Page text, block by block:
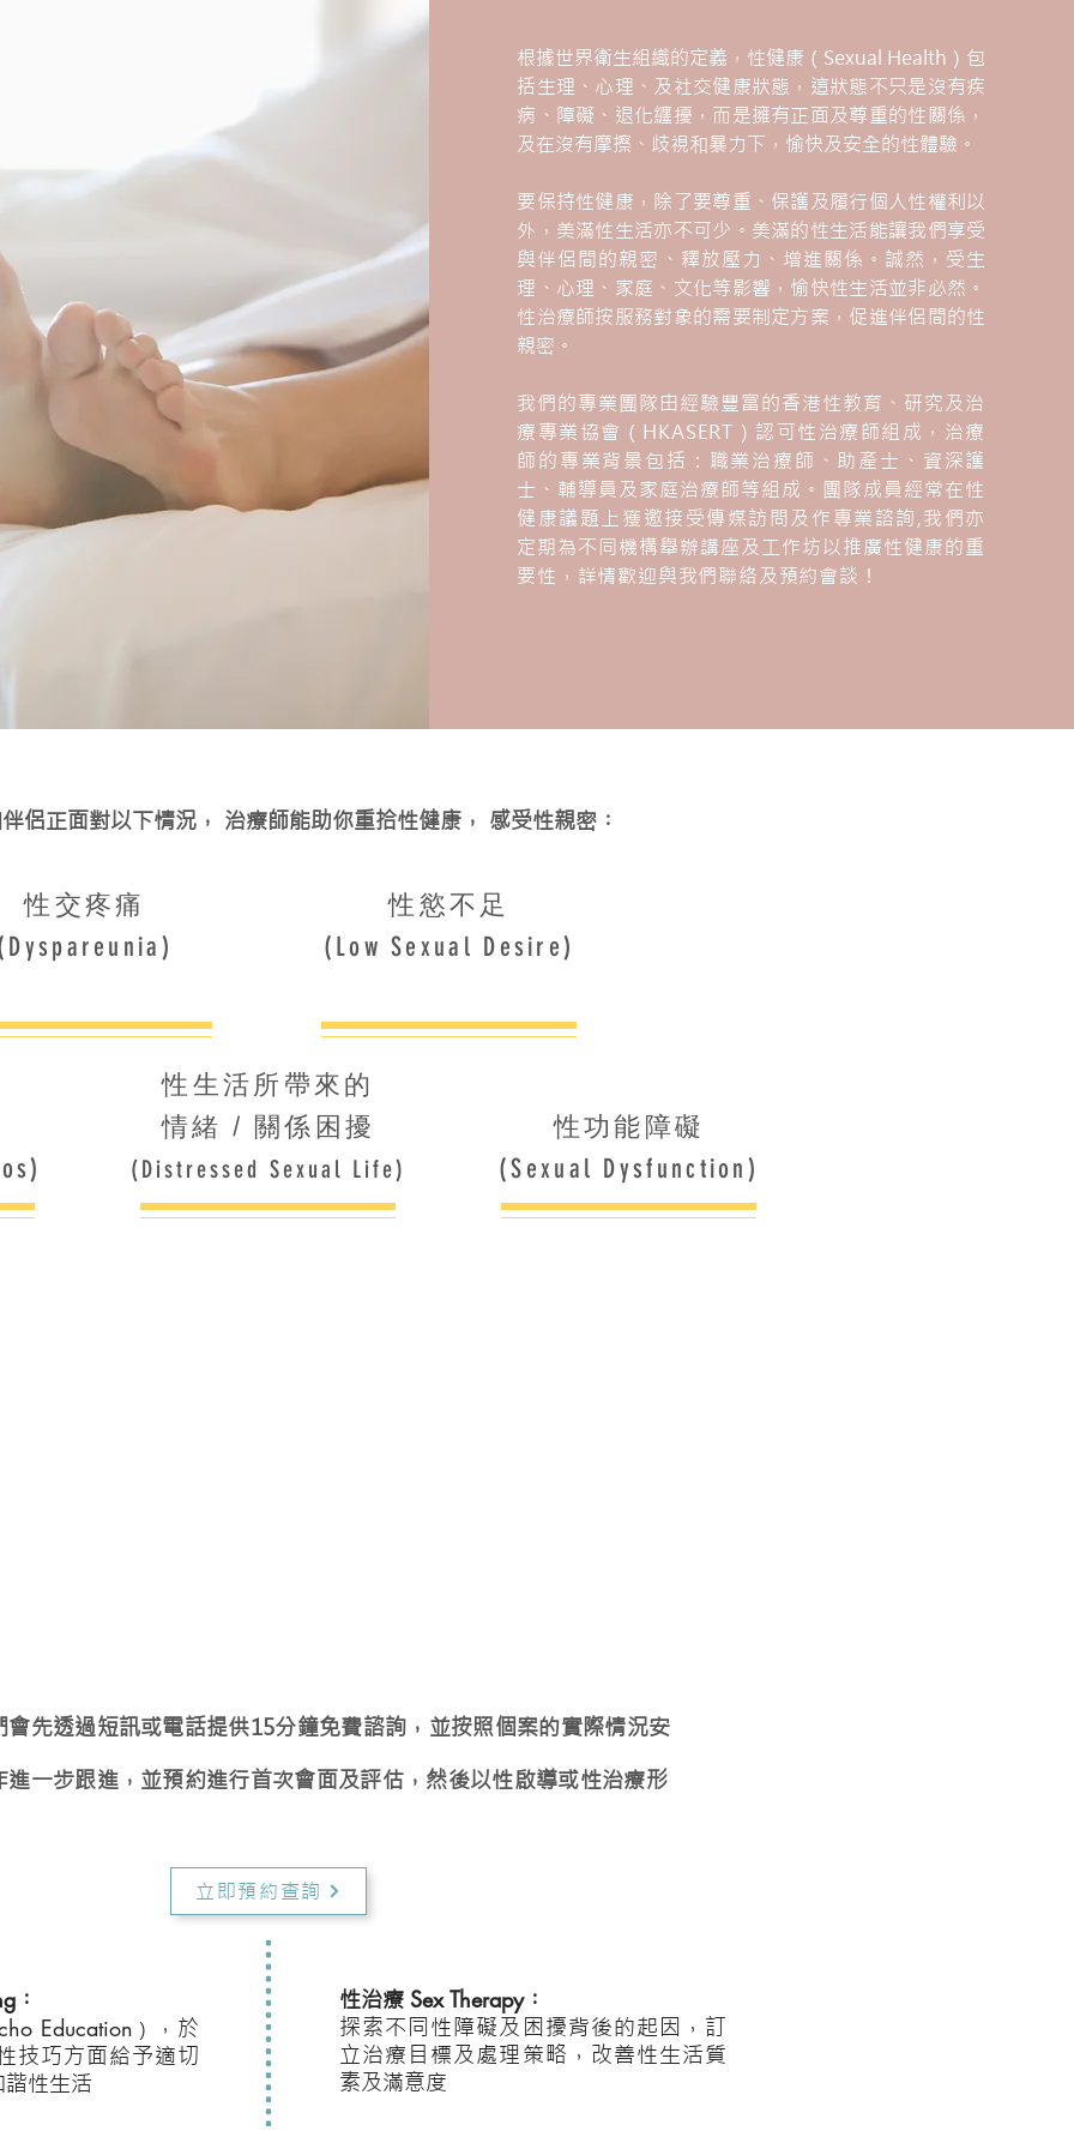
根據世界衛生組織的定義，性健康（Sexual Health）包
括生理、心理、及社交健康狀態，這狀態不只是沒有疾
病、障礙、退化纏擾，而是擁有正面及尊重的性關係，
及在沒有摩擦、歧視和暴力下，愉快及安全的性體驗。
要保持性健康，除了要尊重、保護及履行個人性權利以
外，美滿性生活亦不可少。美滿的性生活能讓我們享受
與伴侶間的親密、釋放壓力、增進關係。誠然，受生
理、心理、家庭、文化等影響，愉快性生活並非必然。
性治療師按服務對象的需要制定方案，促進伴侶間的性
親密。
我們的專業團隊由經驗豐富的香港性教育、研究及治
療專業協會（HKASERT）認可性治療師組成，治療
師的專業背景包括：職業治療師、助產士、資深護
士、輔導員及家庭治療師等組成。團隊成員經常在性
健康議題上獲邀接受傳媒訪問及作專業諮詢,我們亦
定期為不同機構舉辦講座及工作坊以推廣性健康的重
要性，詳情歡迎與我們聯絡及預約會談！
侶正面對以下情況， 治療師能助你重拾性健康， 感受性親密︰
性交疼痛
性慾不足
(Low Sexual Desire)
性生活所帶來的
情緒 / 關係困擾
(Distressed Sexual Life)
性功能障礙
(Sexual Dysfunction)
會先透過短訊或電話提供15分鐘免費諮詢，並按照個案的實際情況安
進一步跟進，並預約進行首次會面及評估，然後以性啟導或性治療形
立即預約查詢
︰
Education ）
，於
技巧方面給予適切
性生活
性治療 Sex Therapy︰
探索不同性障礙及困擾背後的起因，訂
立治療目標及處理策略，改善性生活質
素及滿意度